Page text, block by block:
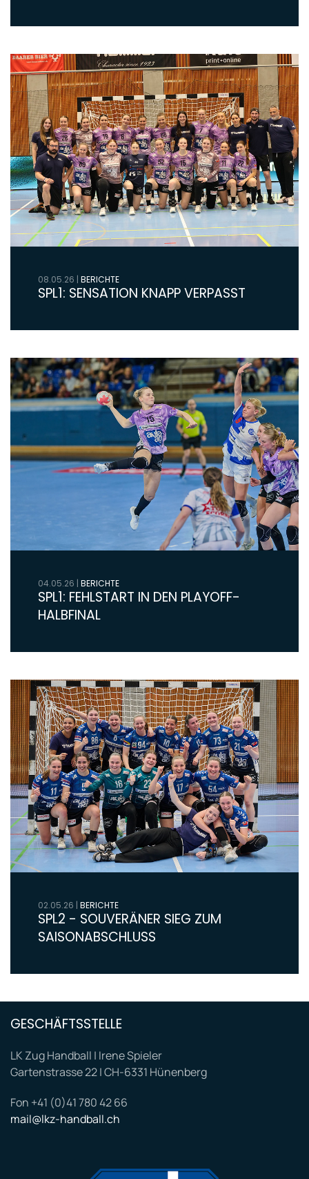
08.05.26 | BERICHTE
SPL1: SENSATION KNAPP VERPASST
04.05.26 | BERICHTE
SPL1: FEHLSTART IN DEN PLAYOFF-
HALBFINAL
02.05.26 | BERICHTE
SPL2 - SOUVERÄNER SIEG ZUM
SAISONABSCHLUSS
GESCHÄFTSSTELLE
LK Zug Handball | Irene Spieler
Gartenstrasse 22 | CH-6331 Hünenberg
Fon +41 (0)41 780 42 66
mail@lkz-handball.ch